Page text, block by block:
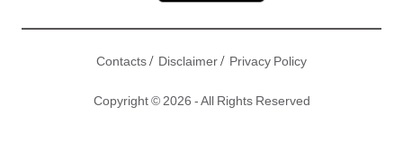
Contacts/ Disclaimer/ Privacy Policy
Copyright © 2026 - All Rights Reserved